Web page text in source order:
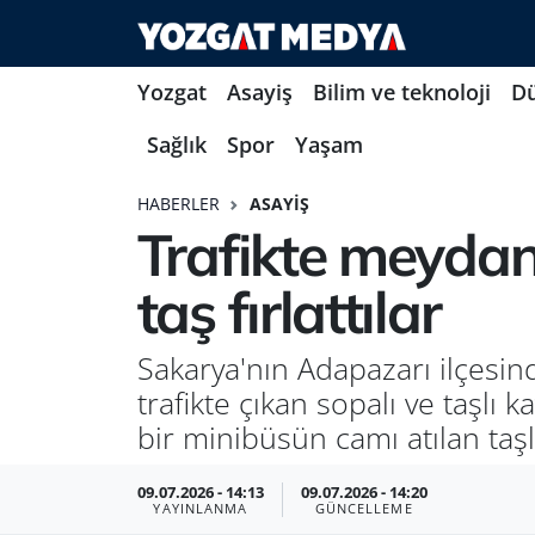
Yozgat Asayiş Bilim ve teknoloji
Sağlık
Spor Yaşam
HABERLER ASAYIŞ
Trafikte
taş fırlattılar
Sakarya'nın Adapazarı
trafikte çıkan sopalı ve taşlı
bir minibüsün camı atılan
09.07.2026 - 14:13
YAYINLANMA
09.07.2026 - 14:20
GÜNCELLEME